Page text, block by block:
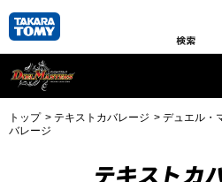
検索
トップ テキストカバレージ
デュエル・
バレージ
テキストカ